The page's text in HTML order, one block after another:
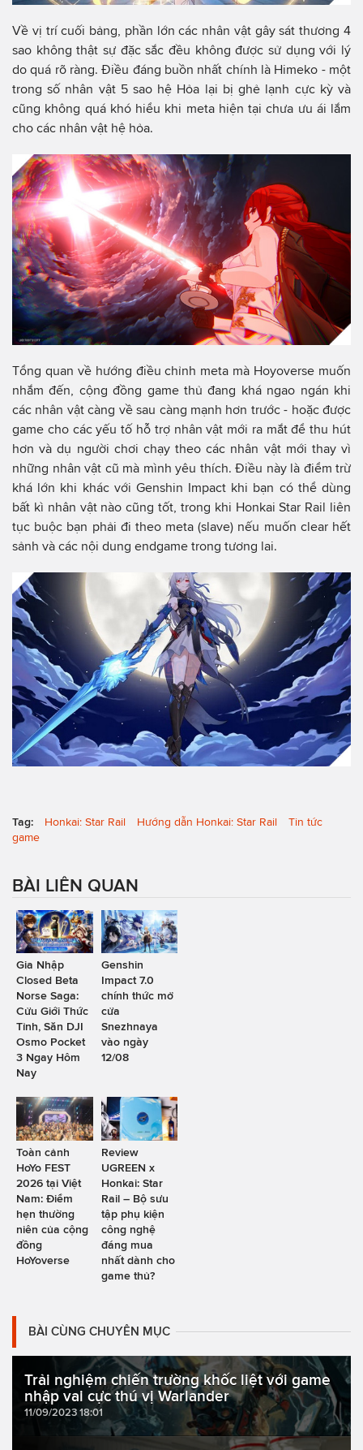
Về vị trí cuối bảng, phần lớn các nhân vật gây sát thương 4
sao không thật sự đặc sắc đều không được sử dụng với lý
do quá rõ ràng. Điều đáng buồn nhất chính là Himeko - một
trong số nhân vật 5 sao hệ Hỏa lại bị ghẻ lạnh cực kỳ và
cũng không quá khó hiểu khi meta hiện tại chưa ưu ái lắm
cho các nhân vật hệ hỏa.
Tổng quan về hướng điều chỉnh meta mà Hoyoverse muốn
nhắm đến, cộng đồng game thủ đang khá ngao ngán khi
các nhân vật càng về sau càng mạnh hơn trước - hoặc được
game cho các yếu tố hỗ trợ nhân vật mới ra mắt để thu hút
hơn và dụ người chơi chạy theo các nhân vật mới thay vì
những nhân vật cũ mà mình yêu thích. Điều này là điểm trừ
khá lớn khi khác với Genshin Impact khi bạn có thể dùng
bất kì nhân vật nào cũng tốt, trong khi Honkai Star Rail liên
tục buộc bạn phải đi theo meta (slave) nếu muốn clear hết
sảnh và các nội dung endgame trong tương lai.
Tag: Honkai: Star Rail Hướng dẫn Honkai: Star Rail
Tin tức
game
BÀI LIÊN QUAN
Gia Nhập
Closed Beta
Norse Saga:
Cửu Giới Thức
Tỉnh, Săn DJI
Osmo Pocket
3 Ngay Hôm
Nay
Genshin
Impact 7.0
chính thức mở
cửa
Snezhnaya
vào ngày
12/08
Toàn cảnh
HoYo FEST
2026 tại Việt
Nam: Điểm
hẹn thường
niên của cộng
đồng
HoYoverse
Review
UGREEN x
Honkai: Star
Rail – Bộ sưu
tập phụ kiện
công nghệ
đáng mua
nhất dành cho
game thủ?
BÀI CÙNG CHUYÊN MỤC
Trải nghiệm chiến trường khốc liệt với game
nhập vai cực thú vị Warlander
11/09/2023 18:01